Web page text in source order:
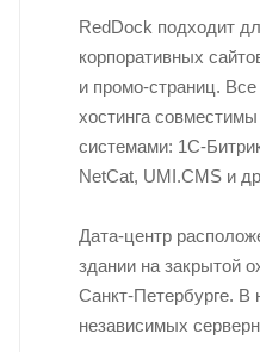
RedDock подходит
корпоративных
и промо-страниц.
хостинга
системами: 1С-
NetCat, UMI.CMS и
Дата-центр
здании на закрытой
Санкт-Петербурге.
независимых